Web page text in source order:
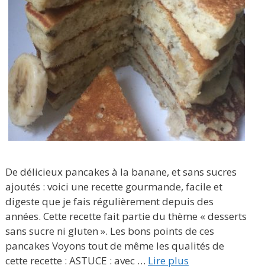
De délicieux pancakes à la banane, et sans sucres
ajoutés : voici une recette gourmande, facile et
digeste que je fais régulièrement depuis des
années. Cette recette fait partie du thème « desserts
sans sucre ni gluten ». Les bons points de ces
pancakes Voyons tout de même les qualités de
cette recette : ASTUCE : avec … Lire plus